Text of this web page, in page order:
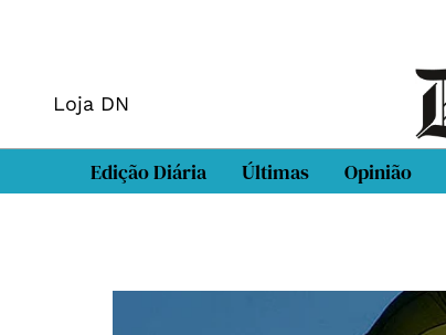
Loja DN
Edição Diária Últimas Opinião